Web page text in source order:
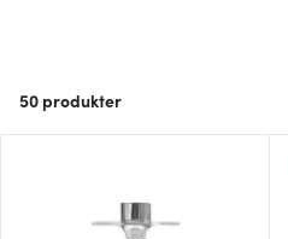
50 produkter